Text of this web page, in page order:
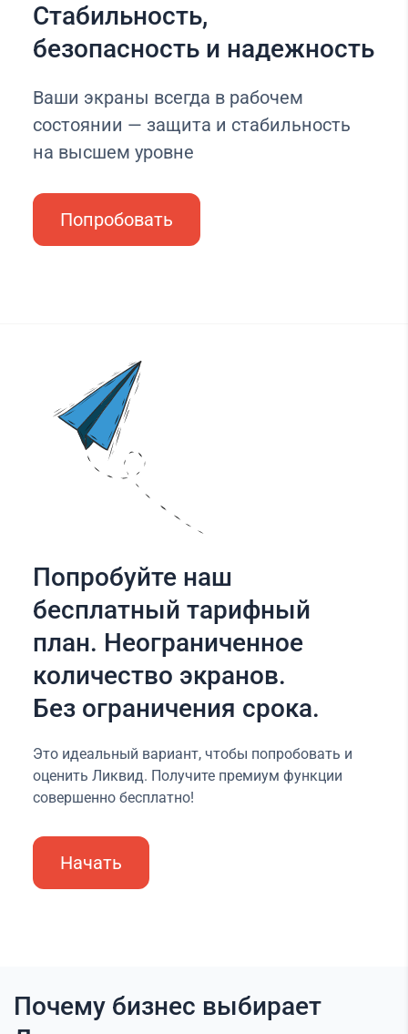
Стабильность,
безопасность и надежность
Ваши экраны всегда в рабочем
состоянии — защита и стабильность
на высшем уровне
Попробовать
Попробуйте наш
бесплатный тарифный
план. Неограниченное
количество экранов.
Без ограничения срока.
Это идеальный вариант, чтобы попробовать и
оценить Ликвид. Получите премиум функции
совершенно бесплатно!
Начать
Почему бизнес выбирает